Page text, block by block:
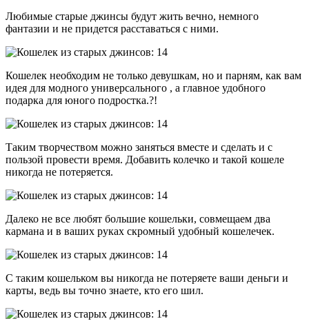
Любимые старые джинсы будут жить вечно, немного
фантазии и не придется расставаться с ними.
Кошелек необходим не только девушкам, но и парням, как вам
идея для модного универсального , а главное удобного
подарка для юного подростка.?!
Таким творчеством можно заняться вместе и сделать и с
пользой провести время. Добавить колечко и такой кошеле
никогда не потеряется.
Далеко не все любят большие кошельки, совмещаем два
кармана и в ваших руках скромный удобный кошелечек.
С таким кошельком вы никогда не потеряете ваши деньги и
карты, ведь вы точно знаете, кто его шил.